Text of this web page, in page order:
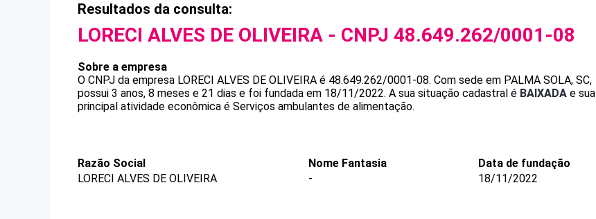
Resultados da consulta:
LORECI ALVES DE OLIVEIRA - CNPJ 48.649.262/0001-08
Sobre a empresa
O CNPJ da empresa LORECI ALVES DE OLIVEIRA é 48.649.262/0001-08. Com sede em PALMA SOLA, SC,
possui 3 anos, 8 meses e 21 dias e foi fundada em 18/11/2022. A sua situação cadastral é BAIXADA e sua
principal atividade econômica é Serviços ambulantes de alimentação.
Razão Social
LORECI ALVES DE OLIVEIRA
Nome Fantasia
-
Data de fundação
18/11/2022